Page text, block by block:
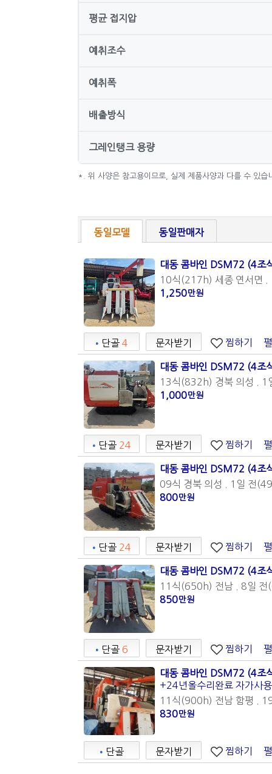
평균 접지압
예취조수
예취폭
배출방식
그레인탱크 용량
*. 위 사양은 참고용이므로, 실제 제품사양과 다를 수 있습
동일모델 동일판매자
대동 콤바인 DSM72 (4조
10식(217h) 세종 연서면
1,250만원
• 단골 4 문자받기 찜하기
대동 콤바인 DSM72 (4조
13식(832h) 경북 의성 . 1
1,000만원
• 단골 24 문자받기 찜하기
대동 콤바인 DSM72 (4조
09식 경북 의성 . 1일 전
800만원
• 단골 24 문자받기 찜하기
대동 콤바인 DSM72 (4조
11식(650h) 전남 . 8일 전
850만원
• 단골 6 문자받기 찜하기
대동 콤바인 DSM72 (4조
+24년올수리완료 자가사용
11식(900h) 전남 함평 .
830만원
• 단골 문자받기 찜하기